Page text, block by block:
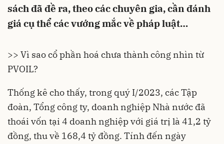
sách đã đề ra, theo các chuyên gia, cần đánh
giá cụ thể các vướng mắc về pháp luật…
>> Vì sao cổ phần hoá chưa thành công nhìn từ
PVOIL?
Thống kê cho thấy, trong quý I/2023, các Tập
đoàn, Tổng công ty, doanh nghiệp Nhà nước đã
thoái vốn tại 4 doanh nghiệpvới giá trị là 41,2 tỷ
đồng, thu về 168,4 tỷ đồng. Tính đến ngày